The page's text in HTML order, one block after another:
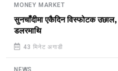
MONEY MARKET
सुनचाँदीमा एकैदिन विस्फोटक
डलरमाथि
43 मिनेट अगाडी